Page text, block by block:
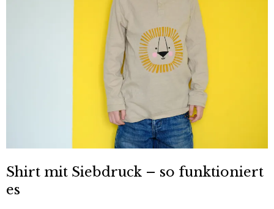
Shirt mit Siebdruck – so funktioniert
es